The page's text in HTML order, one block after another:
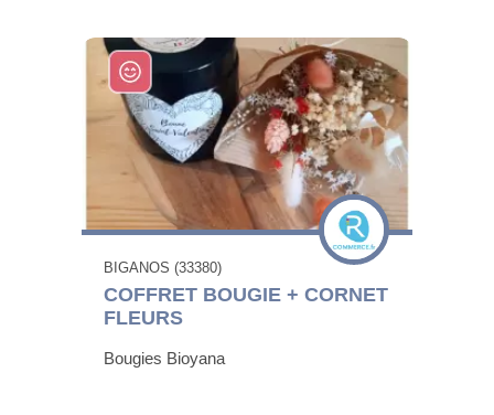
BIGANOS (33380)
COFFRET BOUGIE + CORNET
FLEURS
Bougies Bioyana